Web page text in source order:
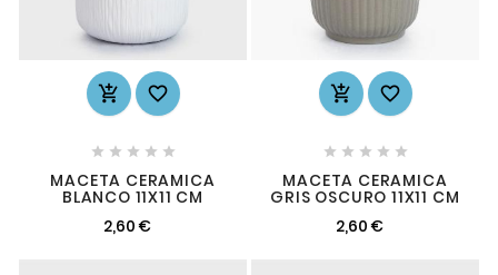
 
    
MACETA CERAMICA
BLANCO 11X11 CM
2,60 €
 
    
MACETA CERAMICA
GRIS OSCURO 11X11 CM
2,60 €